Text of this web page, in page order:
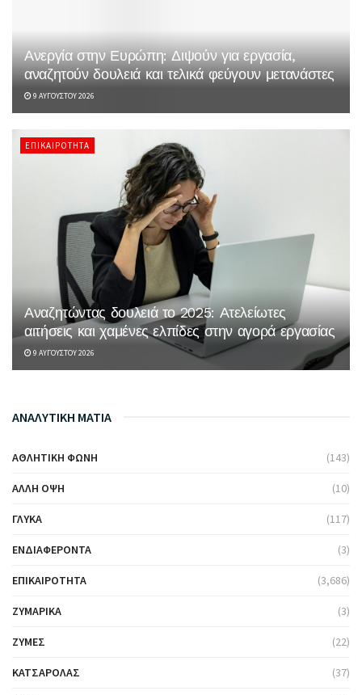
Ανεργία στην Ευρώπη: Διψούν για εργασία,
αναζητούν δουλειά και τελικά φεύγουν μετανάστες
9 ΑΥΓΟΎΣΤΟΥ 2026
ΕΠΙΚΑΙΡΌΤΗΤΑ
Αναζητώντας δουλειά το 2025: Ατελείωτες
αιτήσεις και χαμένες ελπίδες στην αγορά εργασίας
9 ΑΥΓΟΎΣΤΟΥ 2026
ΑΝΑΛΥΤΙΚΗ ΜΑΤΙΑ
ΑΘΛΗΤΙΚΉ ΦΩΝΉ (143)
ΆΛΛΗ ΌΨΗ (10)
ΓΛΥΚΆ (117)
ΕΝΔΙΑΦΈΡΟΝΤΑ (3)
ΕΠΙΚΑΙΡΌΤΗΤΑ (3,686)
ΖΥΜΑΡΙΚΆ (3)
ΖΎΜΕΣ (22)
ΚΑΤΣΑΡΌΛΑΣ (37)